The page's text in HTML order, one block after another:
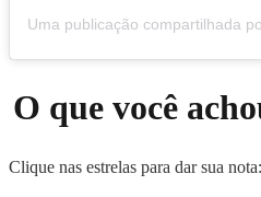
O que você
Clique nas estrelas para dar sua nota: